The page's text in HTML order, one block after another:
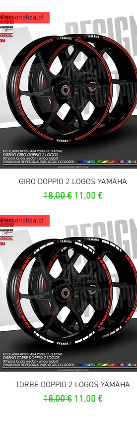
Aperçu rapide
Personalízalo!
GIRO DOPPIO 2 LOGOS YAMAHA
Prix original
18,00 € Prix promotionnel
11,00 €
Aperçu rapide
Personalízalo!
TORBE DOPPIO 2 LOGOS YAMAHA
Prix original
18,00 € Prix promotionnel
11,00 €